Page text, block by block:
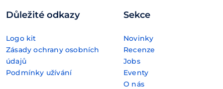
Důležité odkazy
Logo kit
Zásady ochrany osobních
údajů
Podmínky užívání
Sekce
Novinky
Recenze
Jobs
Eventy
O nás